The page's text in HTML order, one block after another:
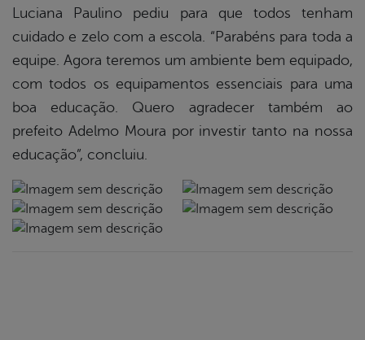
Luciana Paulino pediu para que todos tenham
cuidado e zelo com a escola. “Parabéns para toda a
equipe. Agora teremos um ambiente bem equipado,
com todos os equipamentos essenciais para uma
boa educação. Quero agradecer também ao
prefeito Adelmo Moura por investir tanto na nossa
educação”, concluiu.